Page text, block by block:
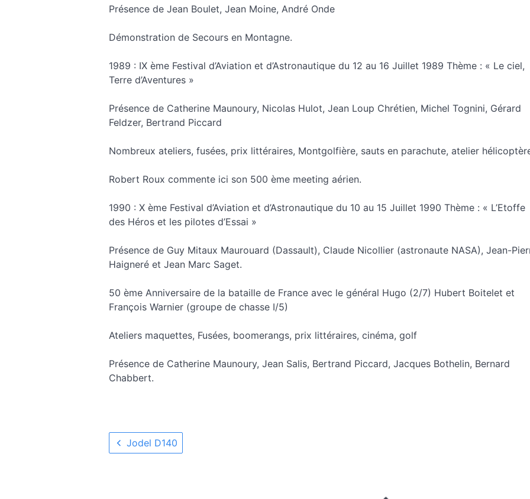
Présence de Jean Boulet, Jean Moine, André Onde
Démonstration de Secours en Montagne.
1989 : IX ème Festival d’Aviation et d’Astronautique du 12 au 16 Juillet 1989 Thème : « Le ciel,
Terre d’Aventures »
Présence de Catherine Maunoury, Nicolas Hulot, Jean Loup Chrétien, Michel Tognini, Gérard
Feldzer, Bertrand Piccard
Nombreux ateliers, fusées, prix littéraires, Montgolfière, sauts en parachute, atelier
Robert Roux commente ici son 500 ème meeting aérien.
1990 : X ème Festival d’Aviation et d’Astronautique du 10 au 15 Juillet 1990 Thème : « L’Etoffe
des Héros et les pilotes d’Essai »
Présence de Guy Mitaux Maurouard (Dassault), Claude Nicollier (astronaute NASA), Jean-
Haigneré et Jean Marc Saget.
50 ème Anniversaire de la bataille de France avec le général Hugo (2/7) Hubert Boitelet et
François Warnier (groupe de chasse I/5)
Ateliers maquettes, Fusées, boomerangs, prix littéraires, cinéma, golf
Présence de Catherine Maunoury, Jean Salis, Bertrand Piccard, Jacques Bothelin, Bernard
Chabbert.
Jodel D140